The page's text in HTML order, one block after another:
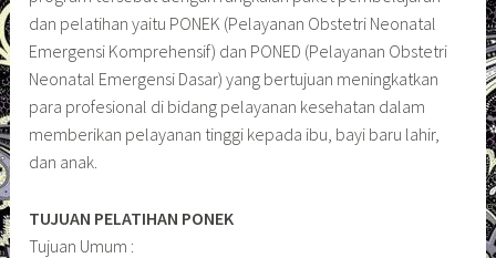
dan pelatihan yaitu PONEK (Pelayanan Obstetri Neonatal
Emergensi Komprehensif) dan PONED (Pelayanan Obstetri
Neonatal Emergensi Dasar) yang bertujuan meningkatkan
para profesional di bidang pelayanan kesehatan dalam
memberikan pelayanan tinggi kepada ibu, bayi baru lahir,
dan anak.
TUJUAN PELATIHAN PONEK
Tujuan Umum :